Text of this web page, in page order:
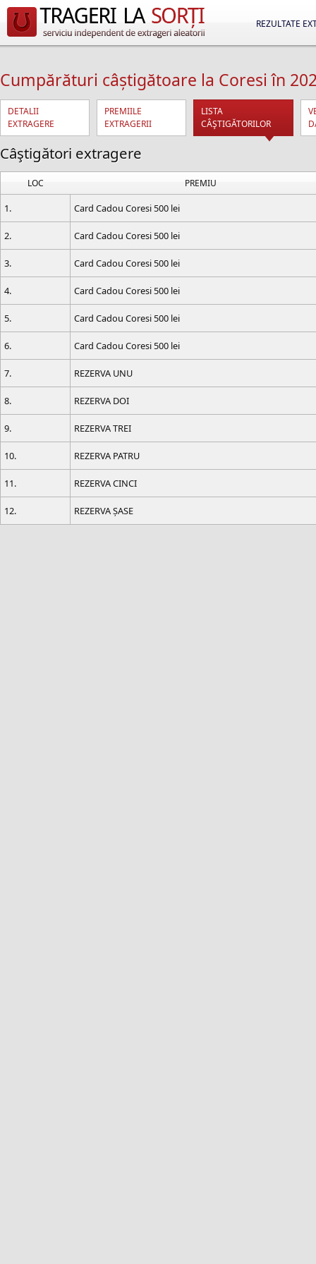
REZULTATE
Cumpărături câștigătoare la Coresi în
DETALII
EXTRAGERE
PREMIILE
EXTRAGERII
LISTA
CÂŞTIGĂTORILOR
Câştigători extragere
LOC PREMIU
1. Card Cadou Coresi 500 lei
2. Card Cadou Coresi 500 lei
3. Card Cadou Coresi 500 lei
4. Card Cadou Coresi 500 lei
5. Card Cadou Coresi 500 lei
6. Card Cadou Coresi 500 lei
7. REZERVA UNU
8. REZERVA DOI
9. REZERVA TREI
10. REZERVA PATRU
11. REZERVA CINCI
12. REZERVA ȘASE